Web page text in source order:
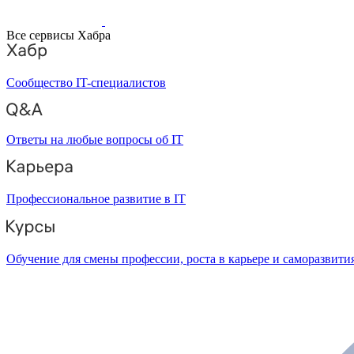
Все сервисы Хабра
Сообщество IT-специалистов
Ответы на любые вопросы об IT
Профессиональное развитие в IT
Обучение для смены профессии, роста в карьере и